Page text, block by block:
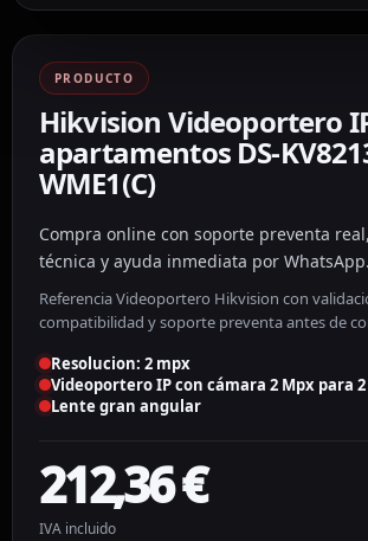
PRODUCTO
Hikvision Videoportero
apartamentos DS-
WME1(C)
Compra online con soporte preventa
técnica y ayuda inmediata por WhatsApp.
Referencia Videoportero Hikvision con
compatibilidad y soporte preventa antes de
Resolucion: 2 mpx
Videoportero IP con cámara 2 Mpx para
Lente gran angular
212,36€
IVA incluido